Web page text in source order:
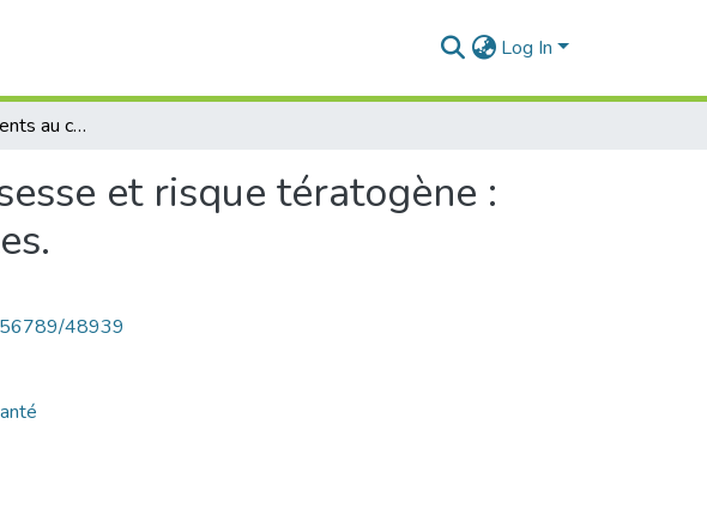
Log In
Prise de médicaments au cours de la grossesse et risque tératogène : conséquences embryofœtales et néonatales.
et risque tératogène :
48939